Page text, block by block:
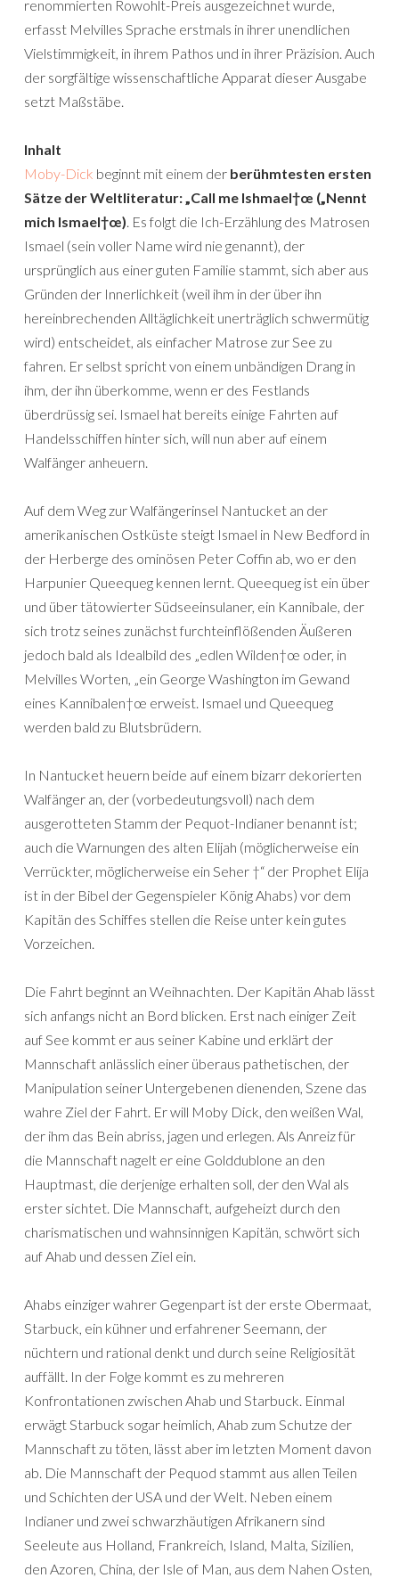
renommierten Rowohlt-Preis ausgezeichnet wurde,
erfasst Melvilles Sprache erstmals in ihrer unendlichen
Vielstimmigkeit, in ihrem Pathos und in ihrer Präzision. Auch
der sorgfältige wissenschaftliche Apparat dieser Ausgabe
setzt Maßstäbe.
Inhalt
Moby-Dick beginnt mit einem der berühmtesten ersten
Sätze der Weltliteratur: „Call me Ishmael†œ („Nennt
mich Ismael†œ). Es folgt die Ich-Erzählung des Matrosen
Ismael (sein voller Name wird nie genannt), der
ursprünglich aus einer guten Familie stammt, sich aber aus
Gründen der Innerlichkeit (weil ihm in der über ihn
hereinbrechenden Alltäglichkeit unerträglich schwermütig
wird) entscheidet, als einfacher Matrose zur See zu
fahren. Er selbst spricht von einem unbändigen Drang in
ihm, der ihn überkomme, wenn er des Festlands
überdrüssig sei. Ismael hat bereits einige Fahrten auf
Handelsschiffen hinter sich, will nun aber auf einem
Walfänger anheuern.
Auf dem Weg zur Walfängerinsel Nantucket an der
amerikanischen Ostküste steigt Ismael in New Bedford in
der Herberge des ominösen Peter Coffin ab, wo er den
Harpunier Queequeg kennen lernt. Queequeg ist ein über
und über tätowierter Südseeinsulaner, ein Kannibale, der
sich trotz seines zunächst furchteinflößenden Äußeren
jedoch bald als Idealbild des „edlen Wilden†œ oder, in
Melvilles Worten, „ein George Washington im Gewand
eines Kannibalen†œ erweist. Ismael und Queequeg
werden bald zu Blutsbrüdern.
In Nantucket heuern beide auf einem bizarr dekorierten
Walfänger an, der (vorbedeutungsvoll) nach dem
ausgerotteten Stamm der Pequot-Indianer benannt ist;
auch die Warnungen des alten Elijah (möglicherweise ein
Verrückter, möglicherweise ein Seher †“ der Prophet Elija
ist in der Bibel der Gegenspieler König Ahabs) vor dem
Kapitän des Schiffes stellen die Reise unter kein gutes
Vorzeichen.
Die Fahrt beginnt an Weihnachten. Der Kapitän Ahab lässt
sich anfangs nicht an Bord blicken. Erst nach einiger Zeit
auf See kommt er aus seiner Kabine und erklärt der
Mannschaft anlässlich einer überaus pathetischen, der
Manipulation seiner Untergebenen dienenden, Szene das
wahre Ziel der Fahrt. Er will Moby Dick, den weißen Wal,
der ihm das Bein abriss, jagen und erlegen. Als Anreiz für
die Mannschaft nagelt er eine Golddublone an den
Hauptmast, die derjenige erhalten soll, der den Wal als
erster sichtet. Die Mannschaft, aufgeheizt durch den
charismatischen und wahnsinnigen Kapitän, schwört sich
auf Ahab und dessen Ziel ein.
Ahabs einziger wahrer Gegenpart ist der erste Obermaat,
Starbuck, ein kühner und erfahrener Seemann, der
nüchtern und rational denkt und durch seine Religiosität
auffällt. In der Folge kommt es zu mehreren
Konfrontationen zwischen Ahab und Starbuck. Einmal
erwägt Starbuck sogar heimlich, Ahab zum Schutze der
Mannschaft zu töten, lässt aber im letzten Moment davon
ab. Die Mannschaft der Pequod stammt aus allen Teilen
und Schichten der USA und der Welt. Neben einem
Indianer und zwei schwarzhäutigen Afrikanern sind
Seeleute aus Holland, Frankreich, Island, Malta, Sizilien,
den Azoren, China, der Isle of Man, aus dem Nahen Osten,